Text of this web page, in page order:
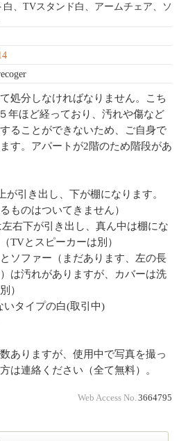
白、TVスタンド白、アームチェア、ソ
処分しなければなりません。こち
年ほど経っており、汚れや傷など
ることができないため、ご自身で
す。アパートが2階のため階段があ
引き出し、下が棚になります。
ものはついてきません）
右下が引き出し、真ん中は棚にな
TVとスピーカーは別）
ソファー（まだあります、左の長
は汚れがありますが、カバーは洗
）
タイプの白(取引中)
ありますが、使用中で写真を撮っ
は連絡ください（全て無料）。
Web Access No. 3664795